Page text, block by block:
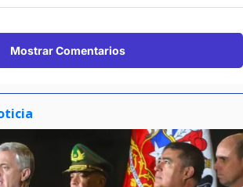
Mostrar Comentarios